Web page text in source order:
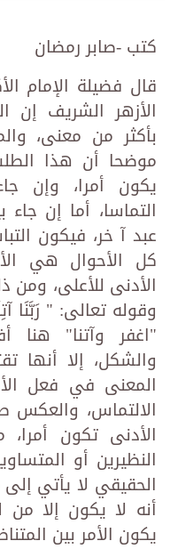
كتب -صابر رمضان
قال فضيلة الإمام
الأزهر الشريف إن
بأكثر من معنى،
موضحا أن هذا
يكون أمرا، وإن
التماسا، أما إن
عبد آ خر، فيكون
كل الأحوال هي
الأدنى للأعلى، ومن
وقوله تعالى: " رَبَّنَا
"اغفر وآتنا"
والشكل، إلا أنها
المعنى في فعل
الالتماس، والعكس
الأدنى تكون
النظيرين أو
الحقيقي لا يأتي
أنه لا يكون إلا من
يكون الأمر بين